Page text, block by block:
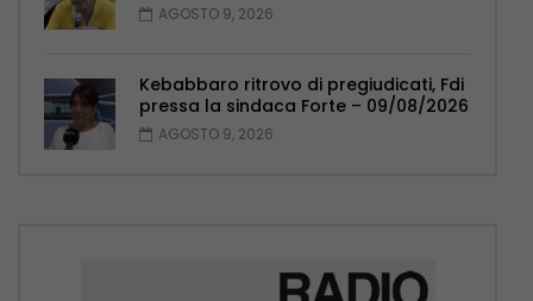
AGOSTO 9, 2026
Kebabbaro ritrovo di pregiudicati, Fdi
pressa la sindaca Forte – 09/08/2026
AGOSTO 9, 2026